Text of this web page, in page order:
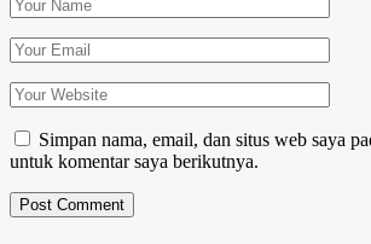
Simpan nama, email, dan situs web saya
untuk komentar saya berikutnya.